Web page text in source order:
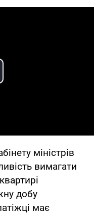
Video
міністрів
вимагати
добу
має